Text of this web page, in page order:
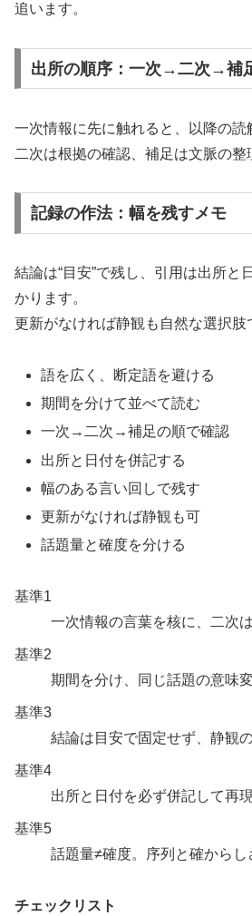
追います。
出所の順序：一次→二次→補
一次情報に先に触れると、以降の読
二次は根拠の確認、補足は文脈の整
記録の作法：幅を残すメモ
結論は“目安”で残し、引用は出所と
かります。
更新がなければ静観も自然な選択肢
語を広く、断定語を避ける
期間を分けて並べて読む
一次→二次→補足の順で確認
出所と日付を併記する
幅のある言い回しで残す
更新がなければ静観も可
話題量と確度を分ける
基準1
一次情報の言葉を核に、二次
基準2
期間を分け、同じ話題の意味
基準3
結論は目安で固定せず、静観
基準4
出所と日付を必ず併記して再
基準5
話題量≠確度。序列と確からし
チェックリスト